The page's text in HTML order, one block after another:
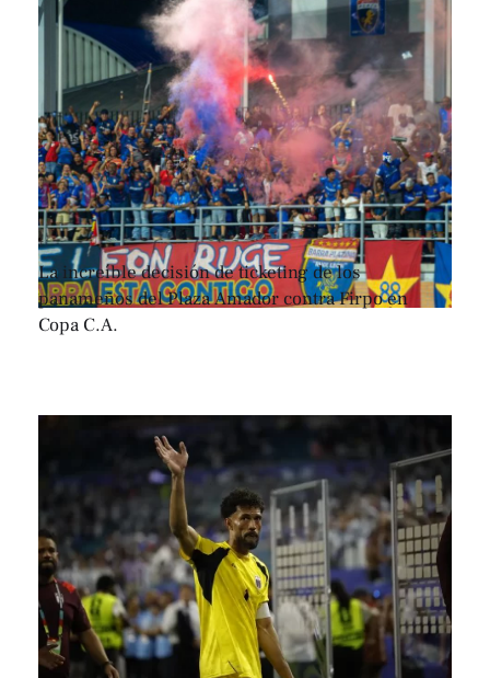
La increíble decisión de ticketing de los
panameños del Plaza Amador contra Firpo en
Copa C.A.